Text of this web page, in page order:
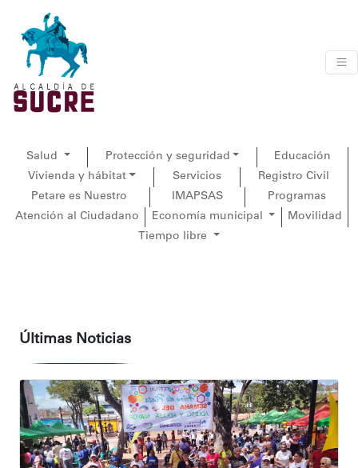
Salud Protección y seguridad
Educación
Vivienda y hábitat
Servicios
Registro Civil
Petare es Nuestro
IMAPSAS
Programas
Atención al Ciudadano
Economía municipal
Movilidad
Tiempo libre
Últimas Noticias